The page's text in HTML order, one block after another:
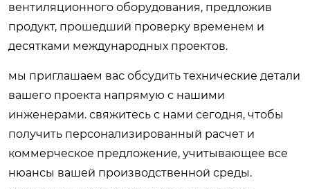
вентиляционного оборудования, предложив
продукт, прошедший проверку временем и
десятками международных проектов.
мы приглашаем вас обсудить технические детали
вашего проекта напрямую с нашими
инженерами. свяжитесь с нами сегодня, чтобы
получить персонализированный расчет и
коммерческое предложение, учитывающее все
нюансы вашей производственной среды.